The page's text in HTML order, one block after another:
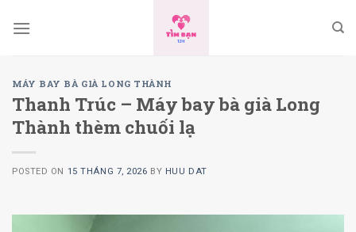
MÁY BAY BÀ GIÀ LONG THÀNH
Thanh Trúc – Máy bay bà già Long
Thành thèm chuối lạ
POSTED ON 15 THÁNG 7, 2026 BY HUU DAT